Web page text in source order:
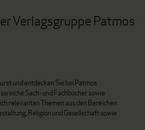
Verlagsgruppe Patmos
und entdecken Sie bei Patmos
Sach- und Fachbücher sowie
relevanten Themen aus den Bereichen
Religion und Gesellschaft sowie